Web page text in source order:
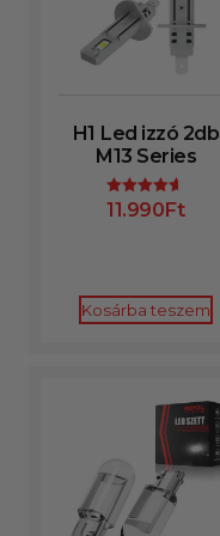
H1 Led izzó 2db
M13 Series
Értékelés:
4.56
11.990Ft
Kosárba teszem